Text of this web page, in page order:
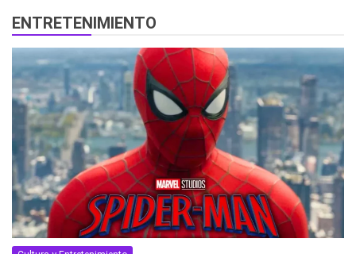
ENTRETENIMIENTO